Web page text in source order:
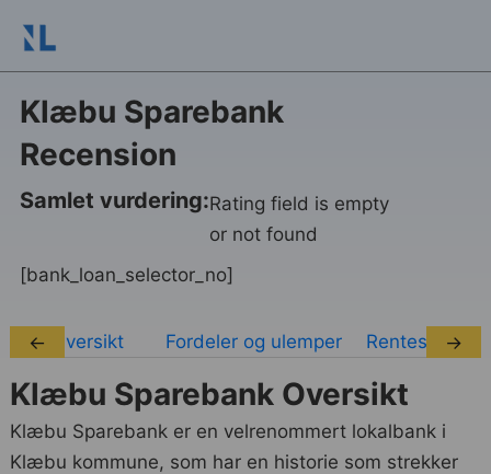
Klæbu Sparebank
Recension
Samlet vurdering:Rating field is empty
or not found
[bank_loan_selector_no]
Oversikt Fordeler og ulemper Rentesatser
← →
Klæbu Sparebank Oversikt
Klæbu Sparebank er en velrenommert lokalbank i
Klæbu kommune, som har en historie som strekker